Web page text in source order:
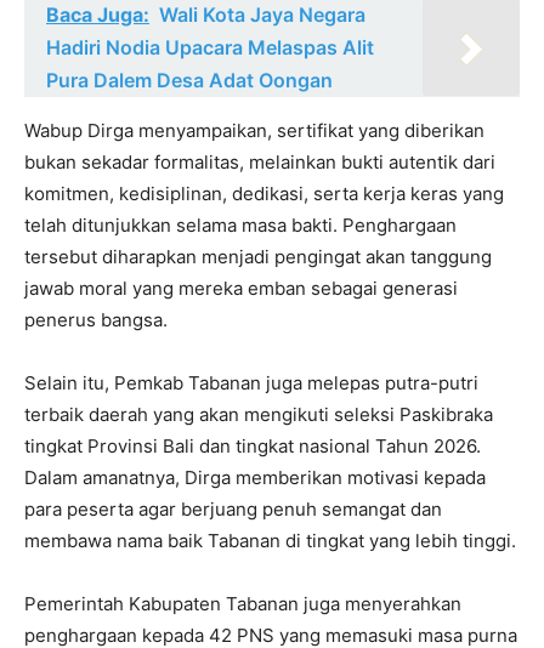
Baca Juga: Wali Kota Jaya Negara
Hadiri Nodia Upacara Melaspas Alit
Pura Dalem Desa Adat Oongan
Wabup Dirga menyampaikan, sertifikat yang diberikan
bukan sekadar formalitas, melainkan bukti autentik dari
komitmen, kedisiplinan, dedikasi, serta kerja keras yang
telah ditunjukkan selama masa bakti. Penghargaan
tersebut diharapkan menjadi pengingat akan tanggung
jawab moral yang mereka emban sebagai generasi
penerus bangsa.
Selain itu, Pemkab Tabanan juga melepas putra-putri
terbaik daerah yang akan mengikuti seleksi Paskibraka
tingkat Provinsi Bali dan tingkat nasional Tahun 2026.
Dalam amanatnya, Dirga memberikan motivasi kepada
para peserta agar berjuang penuh semangat dan
membawa nama baik Tabanan di tingkat yang lebih tinggi.
Pemerintah Kabupaten Tabanan juga menyerahkan
penghargaan kepada 42 PNS yang memasuki masa purna